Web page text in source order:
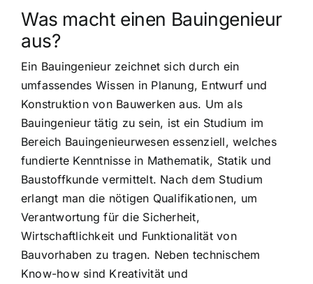
Was macht einen Bauingenieur
aus?
Ein Bauingenieur zeichnet sich durch ein
umfassendes Wissen in Planung, Entwurf und
Konstruktion von Bauwerken aus. Um als
Bauingenieur tätig zu sein, ist ein Studium im
Bereich Bauingenieurwesen essenziell, welches
fundierte Kenntnisse in Mathematik, Statik und
Baustoffkunde vermittelt. Nach dem Studium
erlangt man die nötigen Qualifikationen, um
Verantwortung für die Sicherheit,
Wirtschaftlichkeit und Funktionalität von
Bauvorhaben zu tragen. Neben technischem
Know-how sind Kreativität und